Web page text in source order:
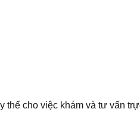
thế cho việc khám và tư vấn